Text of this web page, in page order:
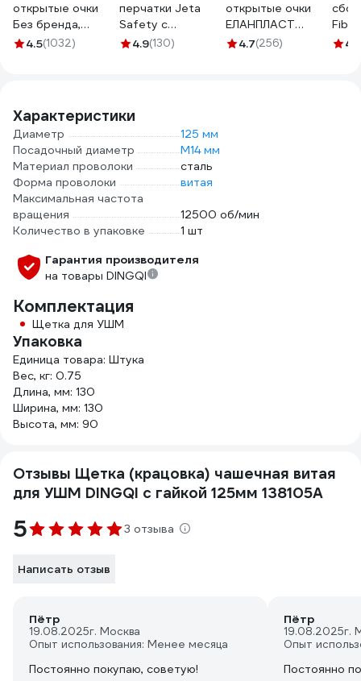
открытые очки
Без бренда,
поликарбонатные,
4.5(1032)
перчатки Jeta
Safety с
латексным
4.9(130)
открытые очки
ЕЛАНПЛАСТ
ОЧК201
4.7(256) 4.7
Характеристики
Диаметр
125 мм
Посадочный диаметр
М14 мм
Материал проволоки
сталь
Форма проволоки
витая
Максимальная частота
вращения
12500 об/мин
Количество в упаковке
1 шт
Гарантия производителя
на товары DINGQI
Комплектация
Щетка для УШМ
Упаковка
Единица товара: Штука
Вес, кг: 0.75
Длина, мм: 130
Ширина, мм: 130
Высота, мм: 90
Отзывы Щетка (крацовка) чашечная витая
для УШМ DINGQI с гайкой 125мм 138105A
5 3 отзыва
Написать отзыв
Пётр
19.08.2025г. Москва
Опыт использования: Менее месяца
Постоянно покупаю, советую!
Пётр
19.08.2025г.
Опыт
Постоянно